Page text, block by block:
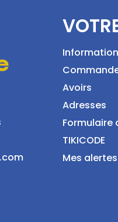
Avoirs
Adresses
TIKICODE
Mes alertes